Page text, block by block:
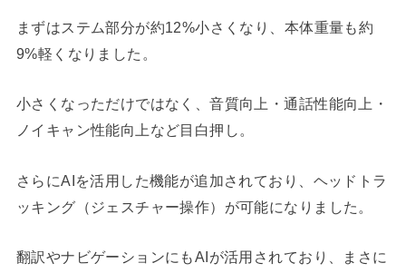
まずはステム部分が約12%小さくなり、本体重量も約
9%軽くなりました。
小さくなっただけではなく、音質向上・通話性能向上・
ノイキャン性能向上など目白押し。
さらにAIを活用した機能が追加されており、ヘッドトラ
ッキング（ジェスチャー操作）が可能になりました。
翻訳やナビゲーションにもAIが活用されており、まさに